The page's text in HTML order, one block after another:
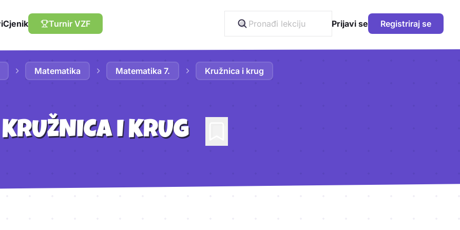
Cjenik Turnir VZF Prijavi se Registriraj se
Matematika Matematika 7. Kružnica i krug
KRUŽNICA I KRUG